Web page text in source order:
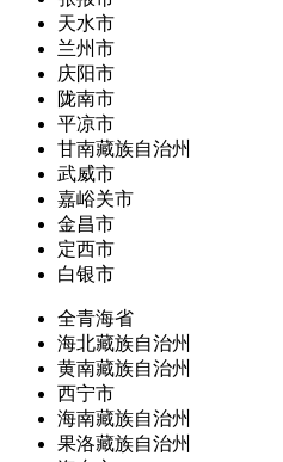
天水市
兰州市
庆阳市
陇南市
平凉市
甘南藏族自治州
武威市
嘉峪关市
金昌市
定西市
白银市
全青海省
海北藏族自治州
黄南藏族自治州
西宁市
海南藏族自治州
果洛藏族自治州